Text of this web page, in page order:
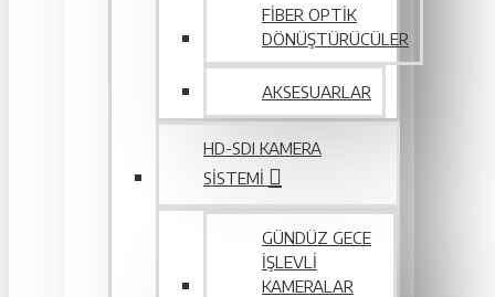
FIBER OPTIK
DÖNÜŞTÜRÜCÜLER
AKSESUARLAR
HD-SDI KAMERA
SISTEMI
GÜNDÜZ GECE
İŞLEVLI
KAMERALAR